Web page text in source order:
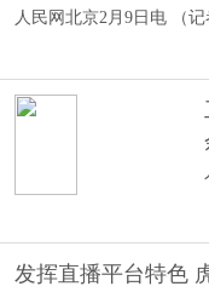
人民网北京2月9日电 （
发挥直播平台特色